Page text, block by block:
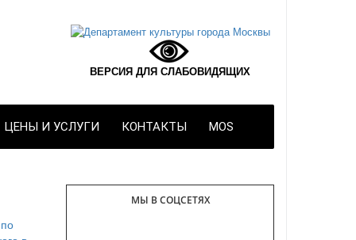
ВЕРСИЯ ДЛЯ СЛАБОВИДЯЩИХ
ЦЕНЫ И УСЛУГИ КОНТАКТЫ MOS
МЫ В СОЦСЕТЯХ